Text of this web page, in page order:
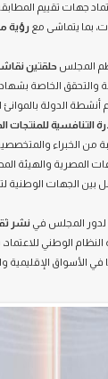
جهات تقييم
بما يتماشى مع رؤية مصر
المجلس حلقتين
الخاصة
الدولة بالموانئ
التنافسية للمنتجات
من الخبراء
المصرية والهيئة
بين الجهات الوطنية
لدور المجلس في نشر
النظام الوطني
الأسواق الإقليمية